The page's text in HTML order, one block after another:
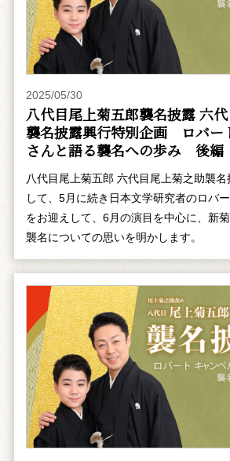
2025/05/30
八代目尾上菊五郎襲名披露 六
襲名披露興行特別企画 ――ロバ
さんと語る襲名への歩み 後編
八代目尾上菊五郎 六代目尾上菊之助襲名
して、5月に続き日本文学研究者のロバ
をお迎えして、6月の演目を中心に、新
襲名についての思いを明かします。